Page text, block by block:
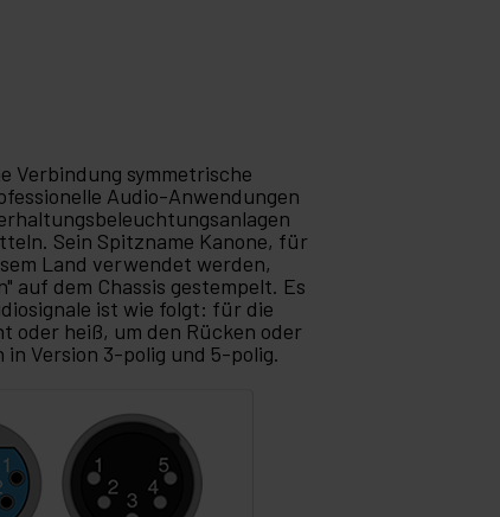
Verbindung symmetrische
Audio-Anwendungen
Sein Spitzname Kanone, für
Land verwendet werden,
auf dem Chassis gestempelt. Es
ist wie folgt: für die
oder heiß, um den Rücken oder
Version 3-polig und 5-polig.